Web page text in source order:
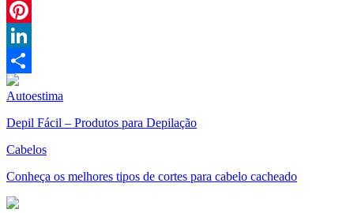
Email
Pinterest
LinkedIn
Compartilhar
Autoestima
Depil Fácil – Produtos para Depilação
Cabelos
Conheça os melhores tipos de cortes para cabelo cacheado